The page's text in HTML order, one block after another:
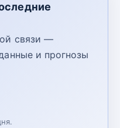
связи —
и прогнозы